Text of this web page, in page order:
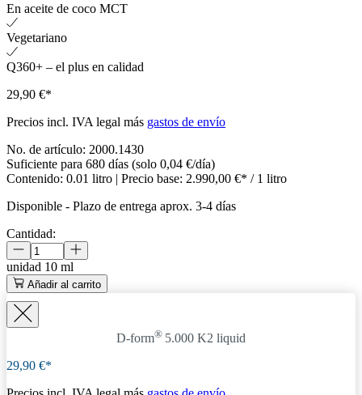
En aceite de coco MCT
Vegetariano
Q360+ – el plus en calidad
29,90 €*
Precios incl. IVA legal más gastos de envío
No. de artículo: 2000.1430
Suficiente para 680 días (solo 0,04 €/día)
Contenido: 0.01 litro | Precio base: 2.990,00 €* / 1 litro
Disponible - Plazo de entrega aprox. 3-4 días
Cantidad:
unidad 10 ml
Añadir al carrito
D-form® 5.000 K2 liquid
29,90 €*